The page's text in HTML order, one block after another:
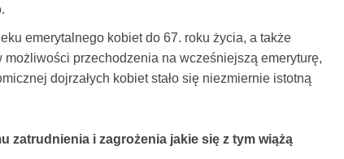
emerytalnego kobiet do 67. roku życia, a także
przechodzenia na wcześniejszą emeryturę,
dojrzałych kobiet stało się niezmiernie istotną
zatrudnienia i zagrożenia jakie się z tym wiążą